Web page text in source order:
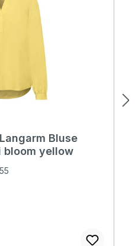
Bluse
bloom yellow